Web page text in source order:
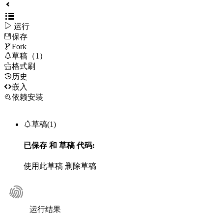
 运行
保存
Fork
草稿（1）
格式刷
历史
嵌入
依赖安装
草稿(1)
已保存 和 草稿代码:
使用此草稿 删除草稿
运行结果